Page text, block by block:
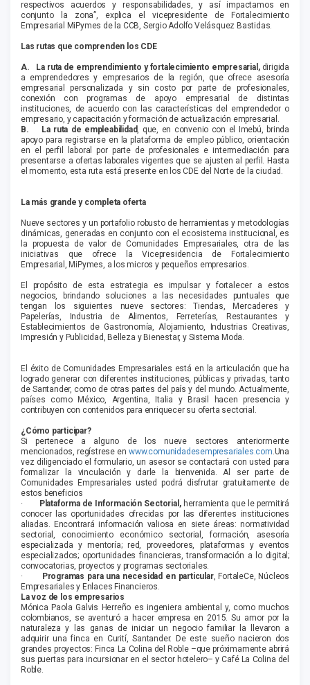
respectivos acuerdos y responsabilidades, y así impactamos en
conjunto la zona”, explica el vicepresidente de Fortalecimiento
Empresarial MiPymes de la CCB, Sergio Adolfo Velásquez Bastidas.
Las rutas que comprenden los CDE
A. La ruta de emprendimiento y fortalecimiento empresarial, dirigida
a emprendedores y empresarios de la región, que ofrece asesoría
empresarial personalizada y sin costo por parte de profesionales,
conexión con programas de apoyo empresarial de distintas
instituciones, de acuerdo con las características del emprendedor o
empresario, y capacitación y formación de actualización empresarial.
B.
La ruta de empleabilidad, que, en convenio con el Imebú, brinda
apoyo para registrarse en la plataforma de empleo público, orientación
en el perfil laboral por parte de profesionales e intermediación para
presentarse a ofertas laborales vigentes que se ajusten al perfil. Hasta
el momento, esta ruta está presente en los CDE del Norte de la ciudad.
La más grande y completa oferta
Nueve sectores y un portafolio robusto de herramientas y metodologías
dinámicas, generadas en conjunto con el ecosistema institucional, es
la propuesta de valor de Comunidades Empresariales, otra de las
iniciativas que ofrece la Vicepresidencia de Fortalecimiento
Empresarial, MiPymes, a los micros y pequeños empresarios.
El propósito de esta estrategia es impulsar y fortalecer a estos
negocios, brindando soluciones a las necesidades puntuales que
tengan los siguientes nueve sectores: Tiendas, Mercaderes y
Papelerías, Industria de Alimentos, Ferreterías, Restaurantes y
Establecimientos de Gastronomía, Alojamiento, Industrias Creativas,
Impresión y Publicidad, Belleza y Bienestar, y Sistema Moda.
El éxito de Comunidades Empresariales está en la articulación que ha
logrado generar con diferentes instituciones, públicas y privadas, tanto
de Santander, como de otras partes del país y del mundo. Actualmente,
países como México, Argentina, Italia y Brasil hacen presencia y
contribuyen con contenidos para enriquecer su oferta sectorial.
¿Cómo participar?
Si pertenece a alguno de los nueve sectores anteriormente
mencionados, regístrese enwww.comunidadesempresariales.com.Una
vez diligenciado el formulario, un asesor se contactará con usted para
formalizar la vinculación y darle la bienvenida. Al ser parte de
Comunidades Empresariales usted podrá disfrutar gratuitamente de
estos beneficios
·
Plataforma de Información Sectorial,herramienta que le permitirá
conocer las oportunidades ofrecidas por las diferentes instituciones
aliadas. Encontrará información valiosa en siete áreas: normatividad
sectorial, conocimiento económico sectorial, formación, asesoría
especializada y mentoría; red, proveedores, plataformas y eventos
especializados; oportunidades financieras, transformación a lo digital;
convocatorias, proyectos y programas sectoriales.
·
Programas para una necesidad en particular, FortaleCe, Núcleos
Empresariales y Enlaces Financieros.
La voz de los empresarios
Mónica Paola Galvis Herreño es ingeniera ambiental y, como muchos
colombianos, se aventuró a hacer empresa en 2015. Su amor por la
naturaleza y las ganas de iniciar un negocio familiar la llevaron a
adquirir una finca en Curití, Santander. De este sueño nacieron dos
grandes proyectos: Finca La Colina del Roble –que próximamente abrirá
sus puertas para incursionar en el sector hotelero– y Café La Colina del
Roble.